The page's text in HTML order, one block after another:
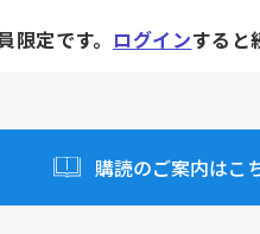
限定です。 ログインすると
購読のご案内はこ